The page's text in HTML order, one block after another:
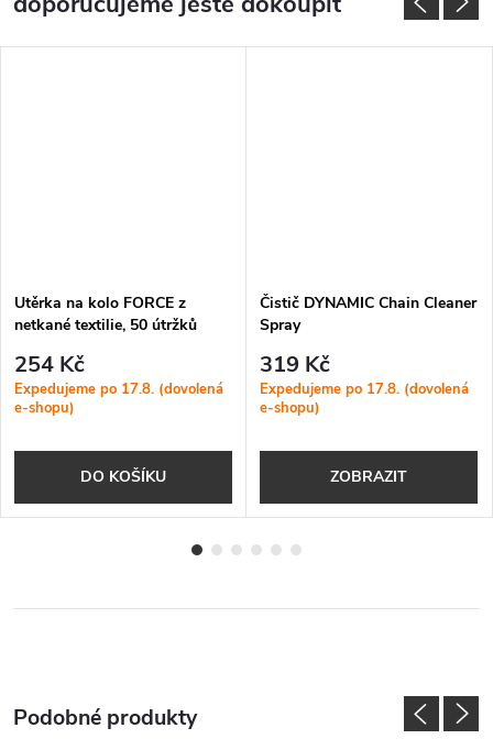
Utěrka na kolo FORCE z
netkané textilie, 50 útržků
254 Kč
Expedujeme po 17.8. (dovolená
e-shopu)
DO KOŠÍKU
Čistič DYNAMIC Chain Cleaner
Spray
319 Kč
Expedujeme po 17.8. (dovolená
e-shopu)
ZOBRAZIT